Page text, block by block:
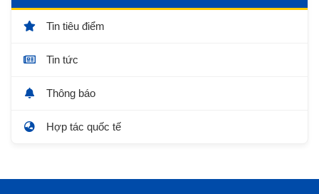
Tin tiêu điểm
Tin tức
Thông báo
Hợp tác quốc tế